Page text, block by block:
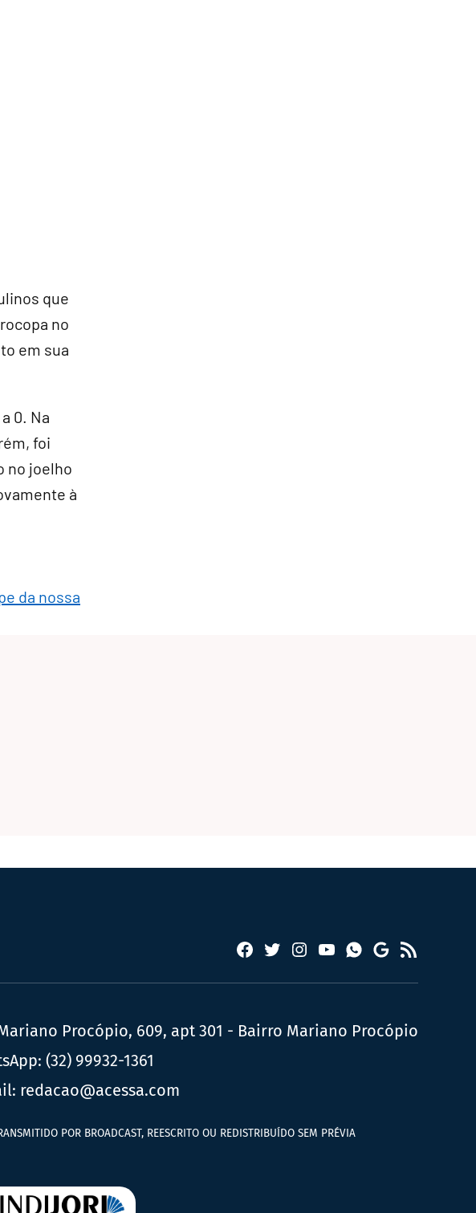
que
no
em sua
0. Na
foi
no joelho
à
da nossa
Facebook
TwitterInstagram
YouTubeWhatsapp
Google
News
RSS
Procópio, 609, apt 301 - Bairro Mariano Procópio
(32) 99932-1361
redacao@acessa.com
POR BROADCAST, REESCRITO OU REDISTRIBUÍDO SEM PRÉVIA